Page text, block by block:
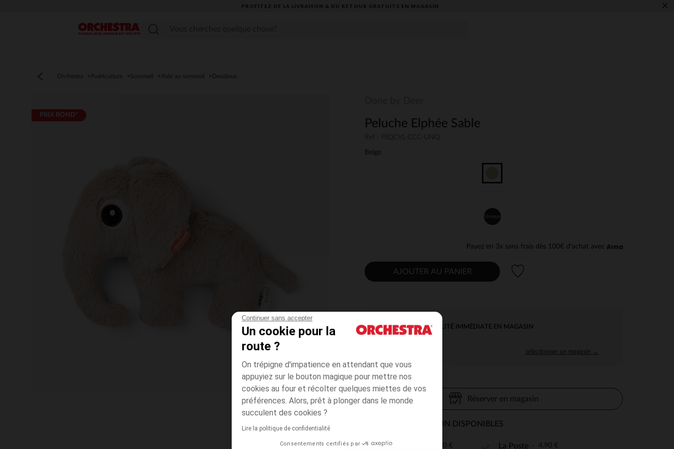
Continuer sans accepter
Un cookie pour la
route ?
On trépigne d'impatience en attendant que vous
appuyiez sur le bouton magique pour mettre nos
cookies au four et récolter quelques miettes de vos
préférences. Alors, prêt à plonger dans le monde
succulent des cookies ?
Lire la politique de confidentialité
Consentements certifiés par
PROFITEZ DE LA LIVRAISON & DU RETOUR GRATUITS EN MAGASIN​ ×
Menu
Orchestra Puériculture Sommeil Aide au sommeil Doudous
PRIX ROND*
Peluche Elphée Sable
Beige
Unique
Payez en 3x sans frais dès 100€ d'achat avec
AJOUTER AU PANIER
DISPONIBILITÉ IMMÉDIATE EN MAGASIN
sélectionner un magasin →
Réserver en magasin
MODES DE LIVRAISON DISPONIBLES
Point Relais 4,90 € La Poste 4,90 €